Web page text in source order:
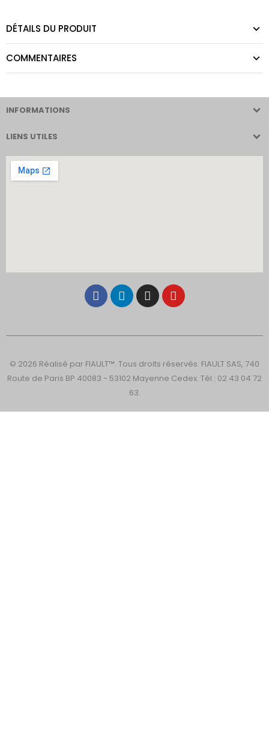
DÉTAILS DU PRODUIT
COMMENTAIRES
INFORMATIONS
LIENS UTILES
© 2026 Réalisé par FIAULT™. Tous droits réservés. FIAULT SAS, 740
Route de Paris BP 40083 - 53102 Mayenne Cedex. Tél : 02 43 04 72
63.